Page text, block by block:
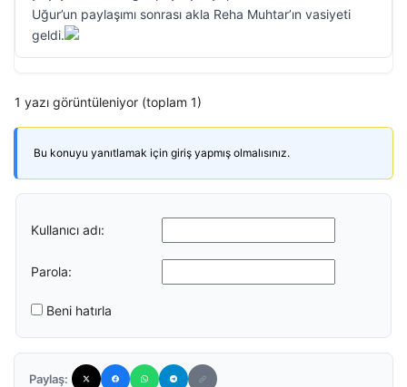
Uğur’un paylaşımı sonrası akla Reha Muhtar’ın vasiyeti
geldi.
1 yazı görüntüleniyor (toplam 1)
Bu konuyu yanıtlamak için giriş yapmış olmalısınız.
Kullanıcı adı:
Parola:
Beni hatırla
Paylaş: